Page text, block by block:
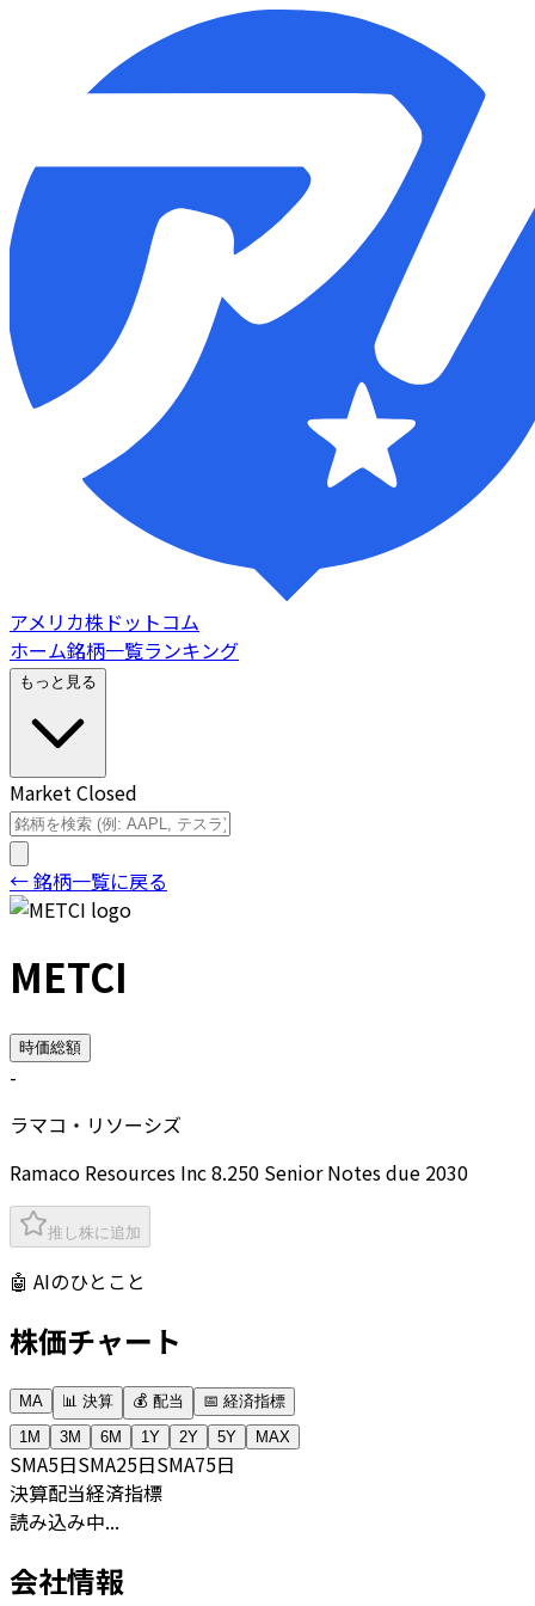
アメリカ株ドットコム
ホーム銘柄一覧ランキング
もっと見る
Market Closed
← 銘柄一覧に戻る
METCI
時価総額
-
ラマコ・リソーシズ
Ramaco Resources Inc 8.250 Senior Notes due 2030
推し株に追加
🤖 AIのひとこと
株価チャート
MA 📊 決算 💰 配当
📅 経済指標
1M
3M 6M 1Y 2Y 5Y MAX
SMA5日SMA25日SMA75日
決算配当経済指標
読み込み中...
会社情報